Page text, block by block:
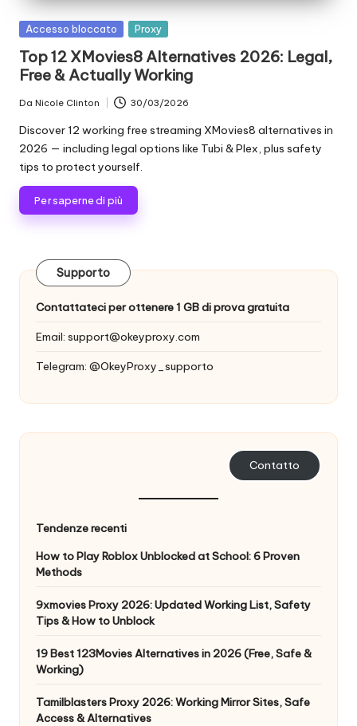
zi
a
li
p
e
r
o
g
e
si
z
a
scraping
di
dati
web
e
Pubblicato
Accesso bloccato Proxy
Top 12 XMovies8 Alternatives 2026: Legal,
Free & Actually Working
Postato
da
Da Nicole Clinton 30/03/2026
Discover 12 working free streaming XMovies8 alternatives in
2026 — including legal options like Tubi & Plex, plus safety
tips to protect yourself.
Per saperne di più
Supporto
Contattateci per ottenere 1 GB di prova gratuita
Email: support@okeyproxy.com
Telegram: @OkeyProxy_supporto
Contatto
Tendenze recenti
How to Play Roblox Unblocked at School: 6 Proven
Methods
9xmovies Proxy 2026: Updated Working List, Safety
Tips & How to Unblock
19 Best 123Movies Alternatives in 2026 (Free, Safe &
Working)
Tamilblasters Proxy 2026: Working Mirror Sites, Safe
Access & Alternatives